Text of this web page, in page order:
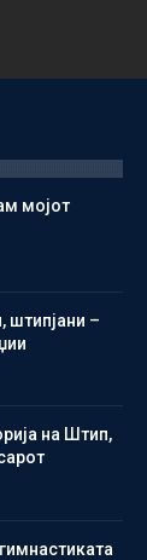
мојот
штипјани –
на Штип,